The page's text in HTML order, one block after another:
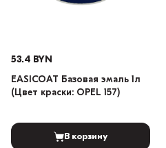
53.4 BYN
EASICOAT Базовая эмаль 1л
(Цвет краски: OPEL 157)
В корзину